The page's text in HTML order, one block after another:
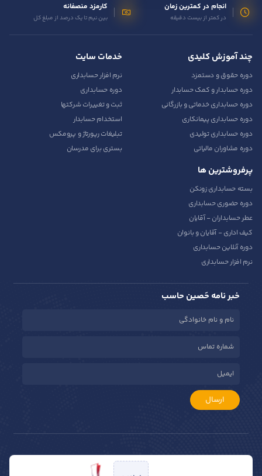
انجام در کمترین زمان
در کمتر از بیست دقیقه
کارمزد منصفانه
بین نیم تا یک درصد از مبلغ کل
چند آموزش کلیدی
دوره حقوق و دستمزد
دوره حسابدار و کمک حسابدار
دوره حسابداری خدماتی و بازرگانی
دوره حسابداری پیمانکاری
دوره حسابداری تولیدی
دوره مشاوران مالیاتی
خدمات سایت
نرم افزار حسابداری
دوره حسابداری
ثبت و تغییرات شرکتها
استخدام حسابدار
تبلیغات رپورتاژ و پرومکس
بستری برای مدرسان
پرفروشترین ها
بسته حسابداری زونکن
دوره حضوری حسابداری
عطر حسابداران - آقایان
کیف اداری - آقایان و بانوان
دوره آنلاین حسابداری
نرم افزار حسابداری
خبر نامه حَصین حاسب
ارسال